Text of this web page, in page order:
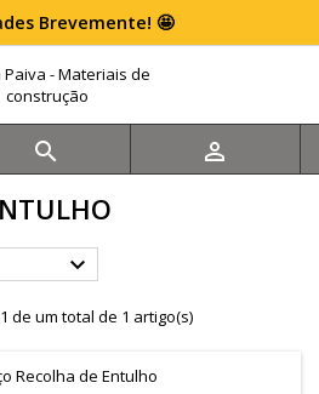
Brevemente! 🤩
 

de um total de 1 artigo(s)